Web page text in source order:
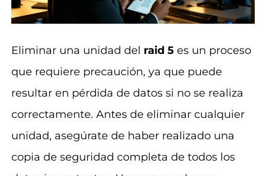
Eliminar una unidad del raid 5es un proceso
que requiere precaución, ya que puede
resultar en pérdida de datos si no se realiza
correctamente. Antes de eliminar cualquier
unidad, asegúrate de haber realizado una
copia de seguridad completa de todos los